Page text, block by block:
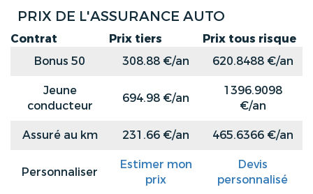
PRIX DE L'ASSURANCE AUTO
Contrat Prix tiers
Prix tous risque
Bonus 50
308.88 €/an
620.8488 €/an
Jeune
conducteur
694.98 €/an
1396.9098
€/an
Assuré au km
231.66 €/an 465.6366 €/an
Personnaliser
Estimer mon
prix
Devis
personnalisé